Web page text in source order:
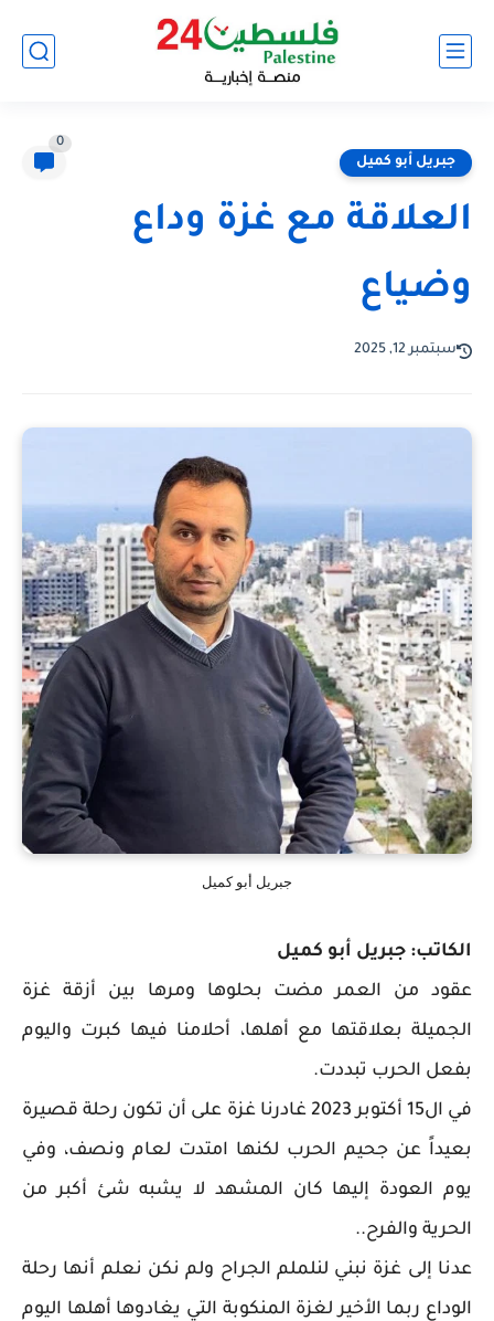
جبريل أبو كميل
0
العلاقة مع غزة وداع
وضياع
سبتمبر 12, 2025
جبريل أبو كميل
الكاتب: جبريل أبو كميل
عقود من العمر مضت بحلوها ومرها بين أزقة غزة
الجميلة بعلاقتها مع أهلها، أحلامنا فيها كبرت واليوم
بفعل الحرب تبددت.
في ال15 أكتوبر 2023 غادرنا غزة على أن تكون رحلة قصيرة
بعيداً عن جحيم الحرب لكنها امتدت لعام ونصف، وفي
يوم العودة إليها كان المشهد لا يشبه شئ أكبر من
الحرية والفرح..
عدنا إلى غزة نبني لنلملم الجراح ولم نكن نعلم أنها رحلة
الوداع ربما الأخير لغزة المنكوبة التي يغادوها أهلها اليوم